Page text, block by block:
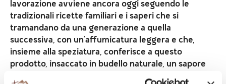
lavorazione avviene ancora oggi seguendo le
tradizionali ricette familiari e i saperi che si
tramandano da una generazione a quella
successiva, con un’affumicatura leggera e che,
insieme alla speziatura, conferisce a questo
prodotto, insaccato in budello naturale, un sapore